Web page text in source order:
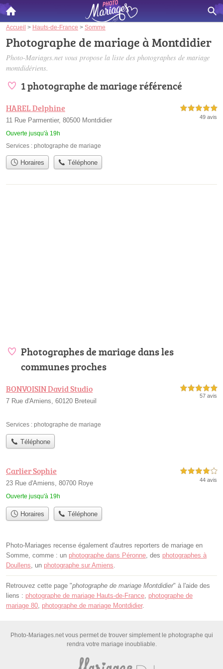
Accueil > Hauts-de-France > Somme
Photographe de mariage à Montdidier
Photo-Mariages.net vous propose la liste des photographes de mariage
montdidériens.
1 photographe de mariage référencé
HAREL Delphine
11 Rue Parmentier, 80500 Montdidier
Ouverte jusqu'à 19h
5,0 étoiles sur 5
49 avis
Services : photographe de mariage
Horaires Téléphone
Photographes de mariage dans les
communes proches
BONVOISIN David Studio
7 Rue d'Amiens, 60120 Breteuil
5,0 étoiles sur 5
57 avis
Services : photographe de mariage
Téléphone
Carlier Sophie
23 Rue d'Amiens, 80700 Roye
Ouverte jusqu'à 19h
4,0 étoiles sur 5
44 avis
Horaires Téléphone
Photo-Mariages recense également d'autres reporters de mariage en
Somme, comme : un photographe dans Péronne, des photographes à
Doullens, un photographe sur Amiens.
Retrouvez cette page "photographe de mariage Montdidier" à l'aide des
liens : photographe de mariage Hauts-de-France, photographe de
mariage 80, photographe de mariage Montdidier.
Photo-Mariages.net vous permet de trouver simplement le photographe qui
rendra votre mariage inoubliable.